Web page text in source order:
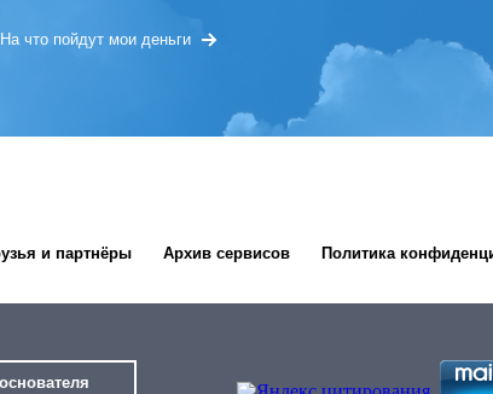
На что пойдут мои деньги
и партнёры Архив сервисов Политика